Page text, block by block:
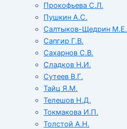
Прокофьева С.Л.
Пушкин А.С.
Салтыков-Щедрин М.Е.
Сапгир Г.В.
Сахарнов С.В.
Сладков Н.И.
Сутеев В.Г.
Тайц Я.М.
Телешов Н.Д.
Токмакова И.П.
Толстой А.Н.